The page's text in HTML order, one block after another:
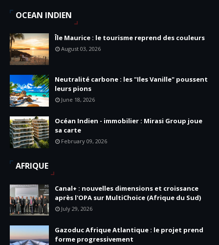
OCEAN INDIEN
Île Maurice : le tourisme reprend des couleurs
August 03, 2026
Neutralité carbone : les "Iles Vanille" poussent
leurs pions
June 18, 2026
Océan Indien - immobilier : Mirasi Group joue
sa carte
February 09, 2026
AFRIQUE
Canal+ : nouvelles dimensions et croissance
après l'OPA sur MultiChoice (Afrique du Sud)
July 29, 2026
Gazoduc Afrique Atlantique : le projet prend
forme progressivement